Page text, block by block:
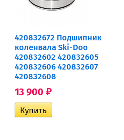
420832672 Подшипник
коленвала Ski-Doo
420832602 420832605
420832606 420832607
420832608
13 900 ₽